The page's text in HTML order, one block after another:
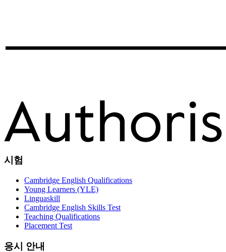
시험
Cambridge English Qualifications
Young Learners (YLE)
Linguaskill
Cambridge English Skills Test
Teaching Qualifications
Placement Test
응시 안내